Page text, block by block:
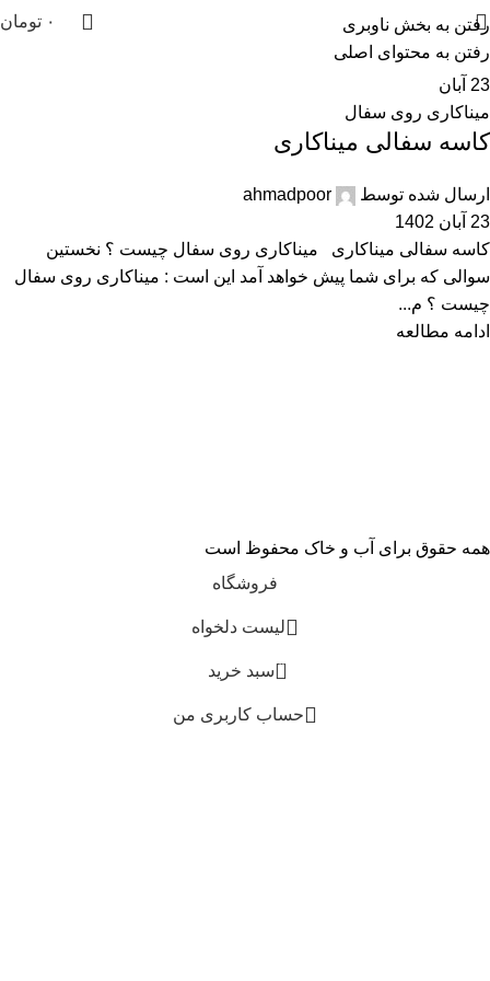
رفتن به بخش ناوبری
رفتن به محتوای اصلی
۰ تومان
23 آبان
میناکاری روی سفال
کاسه سفالی میناکاری
ارسال شده توسط
ahmadpoor
23 آبان 1402
کاسه سفالی میناکاری میناکاری روی سفال چیست ؟ نخستین
سوالی که برای شما پیش خواهد آمد این است : میناکاری روی سفال
چیست ؟ م...
ادامه مطالعه
همه حقوق برای آب و خاک محفوظ است
فروشگاه
لیست دلخواه
0 سبد خرید
حساب کاربری من